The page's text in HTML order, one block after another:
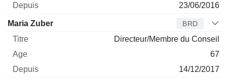
23/06/2016
Maria Zuber BRD
Directeur/Membre du Conseil
67
14/12/2017